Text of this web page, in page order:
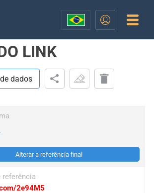
LINK
dados
Alterar a referência final
referência
2e94M5